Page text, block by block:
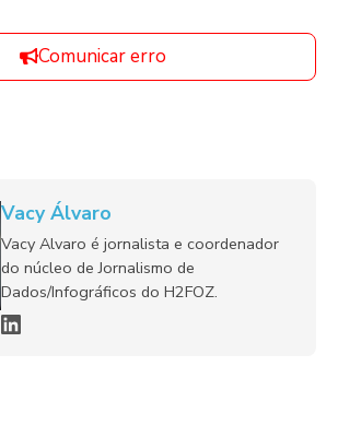
Comunicar erro
Vacy Álvaro
Vacy Alvaro é jornalista e coordenador
do núcleo de Jornalismo de
Dados/Infográficos do H2FOZ.